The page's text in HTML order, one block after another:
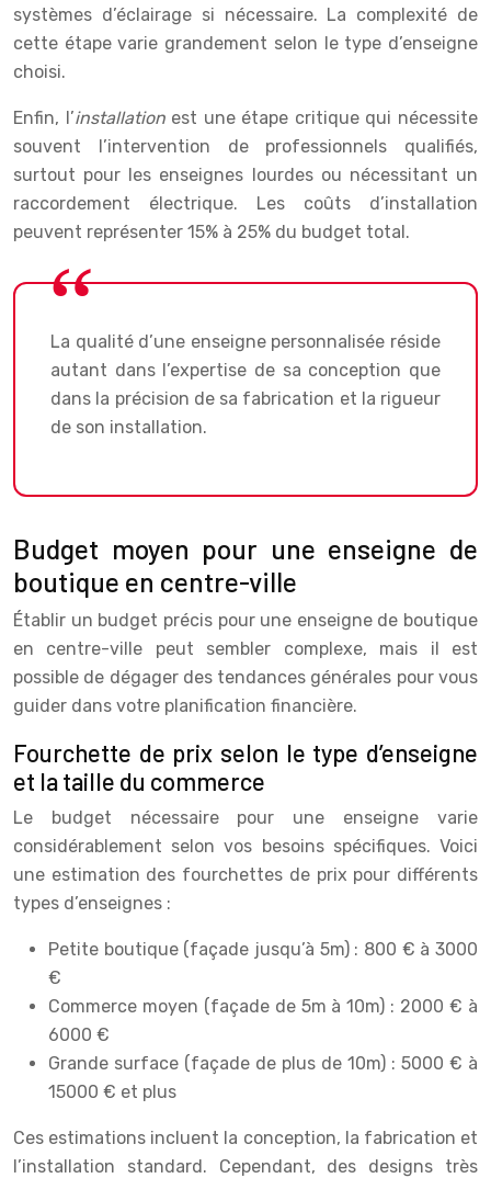
systèmes d’éclairage si nécessaire. La complexité de
cette étape varie grandement selon le type d’enseigne
choisi.
Enfin, l’installation est une étape critique qui nécessite
souvent l’intervention de professionnels qualifiés,
surtout pour les enseignes lourdes ou nécessitant un
raccordement électrique. Les coûts d’installation
peuvent représenter 15% à 25% du budget total.
La qualité d’une enseigne personnalisée réside
autant dans l’expertise de sa conception que
dans la précision de sa fabrication et la rigueur
de son installation.
Budget moyen pour une enseigne de
boutique en centre-ville
Établir un budget précis pour une enseigne de boutique
en centre-ville peut sembler complexe, mais il est
possible de dégager des tendances générales pour vous
guider dans votre planification financière.
Fourchette de prix selon le type d’enseigne
et la taille du commerce
Le budget nécessaire pour une enseigne varie
considérablement selon vos besoins spécifiques. Voici
une estimation des fourchettes de prix pour différents
types d’enseignes :
Petite boutique (façade jusqu’à 5m) : 800 € à 3000
€
Commerce moyen (façade de 5m à 10m) : 2000 € à
6000 €
Grande surface (façade de plus de 10m) : 5000 € à
15000 € et plus
Ces estimations incluent la conception, la fabrication et
l’installation standard. Cependant, des designs très